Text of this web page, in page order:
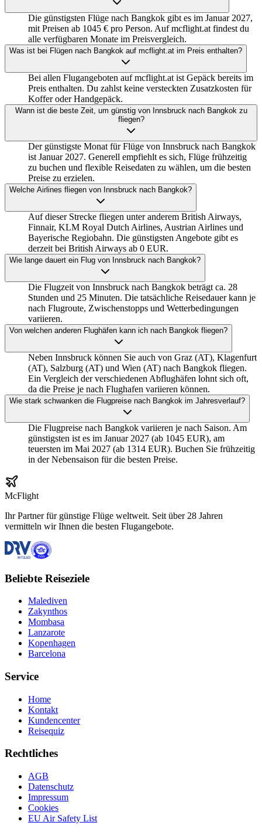
Die günstigsten Flüge nach Bangkok gibt es im Januar 2027,
mit Preisen ab 1045 € pro Person. Auf mcflight.at findest du
alle verfügbaren Monate im Preisvergleich.
Was ist bei Flügen nach Bangkok auf mcflight.at im Preis enthalten?
Bei allen Flugangeboten auf mcflight.at ist Gepäck bereits im
Preis enthalten. Du zahlst keine versteckten Zusatzkosten für
Koffer oder Handgepäck.
Wann ist die beste Zeit, um günstig von Innsbruck nach Bangkok zu
fliegen?
Der günstigste Monat für Flüge von Innsbruck nach Bangkok
ist Januar 2027. Generell empfiehlt es sich, Flüge frühzeitig
zu buchen und flexible Reisedaten zu wählen, um die besten
Preise zu erzielen.
Welche Airlines fliegen von Innsbruck nach Bangkok?
Auf dieser Strecke fliegen unter anderem British Airways,
Finnair, KLM Royal Dutch Airlines, Austrian Airlines und
Bayerische Regiobahn. Die günstigsten Angebote gibt es
derzeit bei British Airways ab 0 EUR.
Wie lange dauert ein Flug von Innsbruck nach Bangkok?
Die Flugzeit von Innsbruck nach Bangkok beträgt ca. 28
Stunden und 25 Minuten. Die tatsächliche Reisedauer kann je
nach Flugroute, Zwischenstopps und Wetterbedingungen
variieren.
Von welchen anderen Flughäfen kann ich nach Bangkok fliegen?
Neben Innsbruck können Sie auch von Graz (AT), Klagenfurt
(AT), Salzburg (AT) und Wien (AT) nach Bangkok fliegen.
Ein Vergleich der verschiedenen Abflughäfen lohnt sich oft,
da die Preise je nach Flughafen variieren können.
Wie stark schwanken die Flugpreise nach Bangkok im Jahresverlauf?
Die Flugpreise nach Bangkok variieren je nach Saison. Am
günstigsten ist es im Januar 2027 (ab 1045 EUR), am
teuersten im Mai 2027 (ab 1314 EUR). Buchen Sie frühzeitig
in der Nebensaison für die besten Preise.
McFlight
Ihr Partner für günstige Flüge weltweit. Seit über 28 Jahren
vermitteln wir Ihnen die besten Flugangebote.
Beliebte Reiseziele
Malediven
Zakynthos
Mombasa
Lanzarote
Kopenhagen
Barcelona
Service
Home
Kontakt
Kundencenter
Reisequiz
Rechtliches
AGB
Datenschutz
Impressum
Cookies
EU Air Safety List